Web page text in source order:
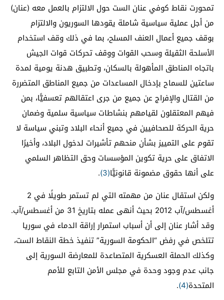
تمحورت نقاط كوفي عنان الست حول الالتزام بالعمل معه (عنان)
من أجل عملية سياسية شاملة يقودها السوريون والالتزام
بوقف جميع أعمال العنف المسلح، بما في ذلك وقف استخدام
الأسلحة الثقيلة وسحب القوات ووقف تحركات قوات الجيش
باتجاه المناطق المأهولة بالسكان، وتطبيق هدنة يومية لمدة
ساعتين للسماح بإدخال المساعدات من جميع المناطق المتضررة
من القتال والإفراج عن جميع من جرى اعتقالهم تعسفيًّا، بمن
فيهم المعتقلون لقيامهم بنشاطات سياسية سلمية وضمان
حرية الحركة للصحافيين في جميع أنحاء البلاد وتبني سياسة لا
تقوم على التمييز بشأن منحهم تأشيرات لدخول البلاد، وأخيرًا
الاتفاق على حرية تكوين المؤسسات وحق التظاهر السلمي
على أنها حقوق مضمونة قانونيًّا(3)
.
ولكن استقال عنان من مهمته التي لم تستمر طويلًا في 2
أغسطس/آب 2012 بحيث أنهى عمله بتاريخ 31 من أغسطس/آب.
وقد أشار عنان إلى أن أسباب استمرار إراقة الدماء في سوريا
تتلخص في رفض “الحكومة السورية” تنفيذ خطة النقاط الست،
وكذلك الحملة العسكرية المتصاعدة للمعارضة السورية إلى
جانب عدم وجود وحدة في مجلس الأمن التابع للأمم
المتحدة(4)
.